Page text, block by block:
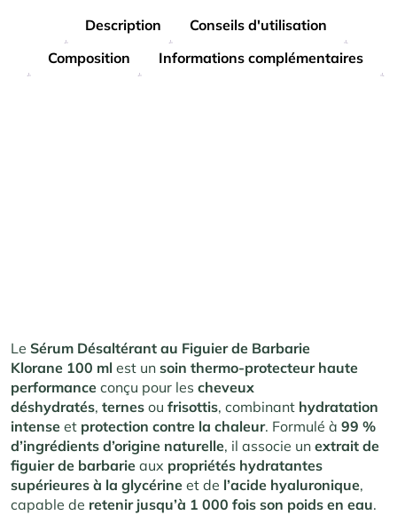
Description
Conseils d'utilisation
Composition
Informations complémentaires
Le Sérum Désaltérant au Figuier de Barbarie
Klorane 100 ml est un soin thermo-protecteur haute
performance conçu pour les cheveux
déshydratés, ternes ou frisottis, combinant hydratation
intense et protection contre la chaleur. Formulé à 99 %
d’ingrédients d’origine naturelle, il associe un extrait de
figuier de barbarie aux propriétés hydratantes
supérieures à la glycérine et de l’acide hyaluronique,
capable de retenir jusqu’à 1 000 fois son poids en eau.